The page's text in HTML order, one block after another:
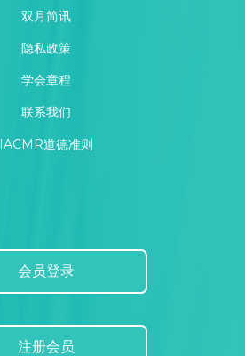
双月简讯
隐私政策
学会章程
联系我们
IACMR道德准则
会员登录
注册会员